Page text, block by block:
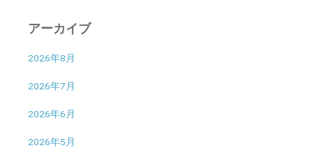
アーカイブ
2026年8月
2026年7月
2026年6月
2026年5月